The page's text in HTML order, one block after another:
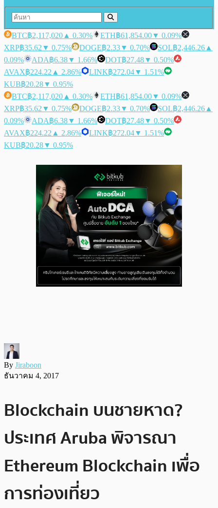
BTC฿2,117,020 ▲ 0.30% ETH฿61,854.00▼ 0.09%
XRP฿35.62 ▼ 0.75% DOGE฿2.33▼ 0.70% SOL฿2,446.26 ▲
0.09%
ADA฿6.38▼ 1.66% DOT฿27.48▼ 0.50%
AVAX฿224.22 ▲ 2.86% LINK฿272.04▼ 1.51%
KUB฿20.28▼ 0.95%
BTC฿2,117,020 ▲ 0.30% ETH฿61,854.00▼ 0.09%
XRP฿35.62 ▼ 0.75% DOGE฿2.33▼ 0.70% SOL฿2,446.26 ▲
0.09%
ADA฿6.38▼ 1.66% DOT฿27.48▼ 0.50%
AVAX฿224.22 ▲ 2.86% LINK฿272.04▼ 1.51%
KUB฿20.28▼ 0.95%
By Jiraboon
ธันวาคม 4, 2017
Blockchain บนชายหาด?
ประเทศ Aruba พิจารณา
Ethereum Blockchain เพื่อ
การท่องเที่ยว